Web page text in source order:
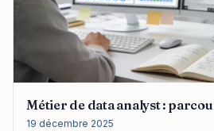
Métier de data analyst :
19 décembre 2025